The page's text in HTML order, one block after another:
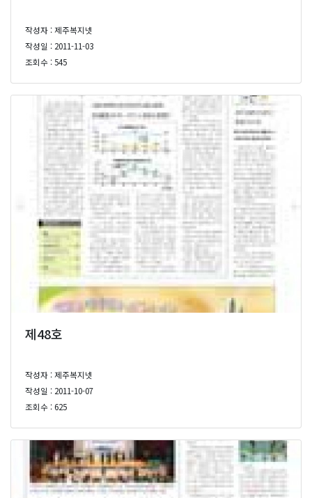
작성자 : 제주복지넷
작성일 : 2011-11-03
조회수 : 545
제48호
작성자 : 제주복지넷
작성일 : 2011-10-07
조회수 : 625